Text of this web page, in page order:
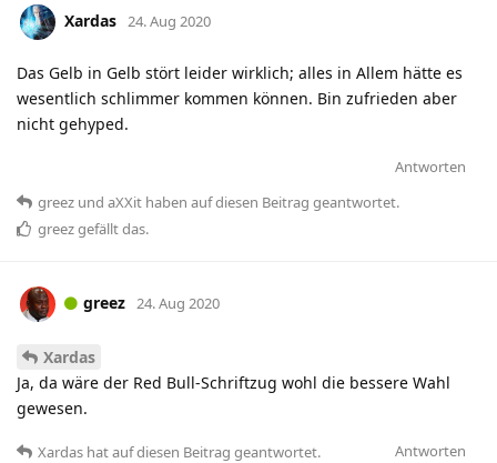
Xardas 24. Aug 2020
Das Gelb in Gelb stört leider wirklich; alles in Allem hätte es
wesentlich schlimmer kommen können. Bin zufrieden aber
nicht gehyped.
Antworten
greez und aXXit haben auf diesen Beitrag geantwortet.
greezgefällt das.
greez 24. Aug 2020
Xardas
Ja, da wäre der Red Bull-Schriftzug wohl die bessere Wahl
gewesen.
Antworten
Xardas hatauf diesen Beitrag geantwortet.